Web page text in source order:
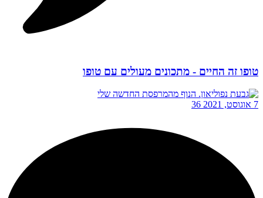
טופו זה החיים - מתכונים מעולים עם טופו
7 אוגוסט, 2021 36